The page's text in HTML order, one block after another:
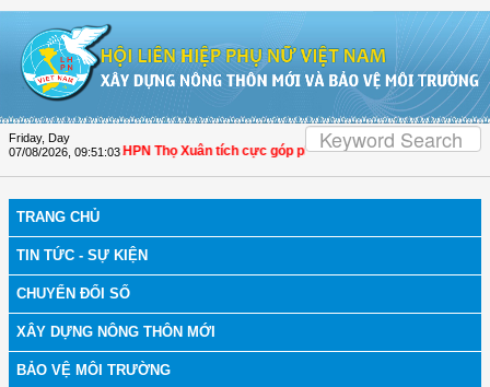
Friday, Day
07/08/2026 09:51:04
Hóa: Hội LHPN Thọ Xuân tích cực góp phần nâng cao tỷ lệ người dân
TRANG CHỦ
TIN TỨC - SỰ KIỆN
CHUYỂN ĐỔI SỐ
XÂY DỰNG NÔNG THÔN MỚI
BẢO VỆ MÔI TRƯỜNG